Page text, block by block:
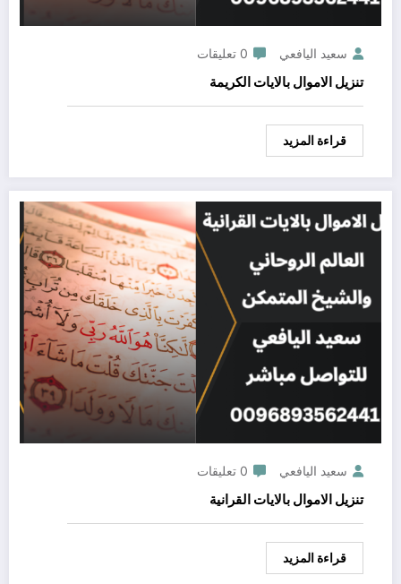
سعيد اليافعي 0 تعليقات
تنزيل الاموال بالايات الكريمة
قراءة المزيد
سعيد اليافعي 0 تعليقات
تنزيل الاموال بالايات القرانية
قراءة المزيد